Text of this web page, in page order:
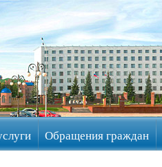
Обращения граждан